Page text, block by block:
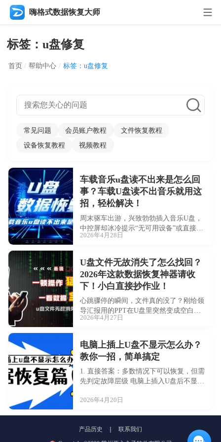
嗨格式数据恢复大师
标签：u盘修复
首页 / 帮助中心 / 标签：u盘修复
常见问题 会员账户教程
文件恢复教程
设备恢复教程
视频教程
车载音乐u盘读不出来是怎么回
事？车载U盘读不出音乐就用这
招，轻松解决！
周末驱车出游，兴致勃勃插入音乐U盘，
中控屏却冰冷提示“无可用设备”或直接毫
无反应，瞬间旅途心情跌入谷底！别着
套从快到···
2026年4月28日
U盘文件无故消失了怎么找回？
2026年这款数据恢复神器请收
下！小白直接抄作业！
心跳骤停的瞬间，文件真的没了？刚给领
导汇报用的PPT在U盘里突然变成空白，
双击只显示”文件夹为空”—— 别慌，你的
2026年4月27日
电脑上插上U盘不显示怎么办？
教你一招，简单搞定
1. 直接答案：多数情况下可以恢复，但需
先判定故障层级 电脑上插入U盘后不显
而是物理连接、系统识别或存储结构层面
2026年4月20日
产品历史 联系我们